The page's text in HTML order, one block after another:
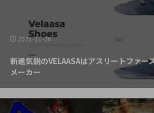
2021-11-06
新進気鋭のVELAASAはアスリートファー
メーカー